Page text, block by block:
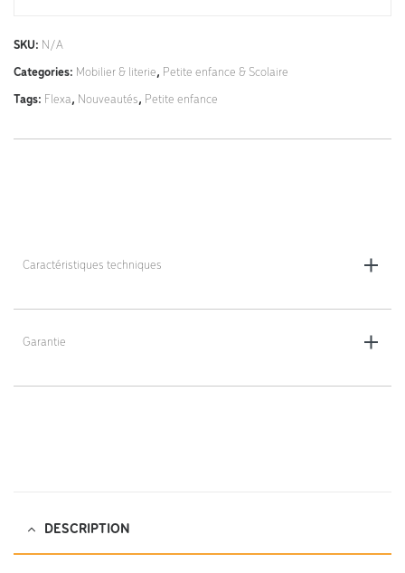
SKU: N/A
Categories: Mobilier & literie, Petite enfance & Scolaire
Tags: Flexa, Nouveautés, Petite enfance
Caractéristiques techniques
Dimensions : 120 x 58 cm
Garantie
2 ans
DESCRIPTION